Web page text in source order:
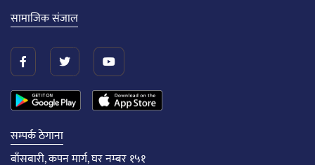
सामाजिक संजाल
सम्पर्क ठेगाना
बाँसबारी, कपन मार्ग, घर नम्बर १५१